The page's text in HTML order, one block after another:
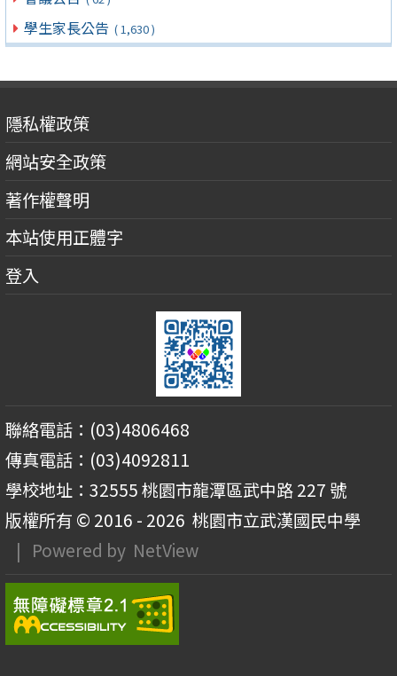
學生家長公告 ( 1,630 )
隱私權政策
網站安全政策
著作權聲明
本站使用正體字
登入
聯絡電話：(03)4806468
傳真電話：(03)4092811
學校地址：32555 桃園市龍潭區武中路 227 號
版權所有 © 2016 - 2026 桃園市立武漢國民中學
| Powered by NetView